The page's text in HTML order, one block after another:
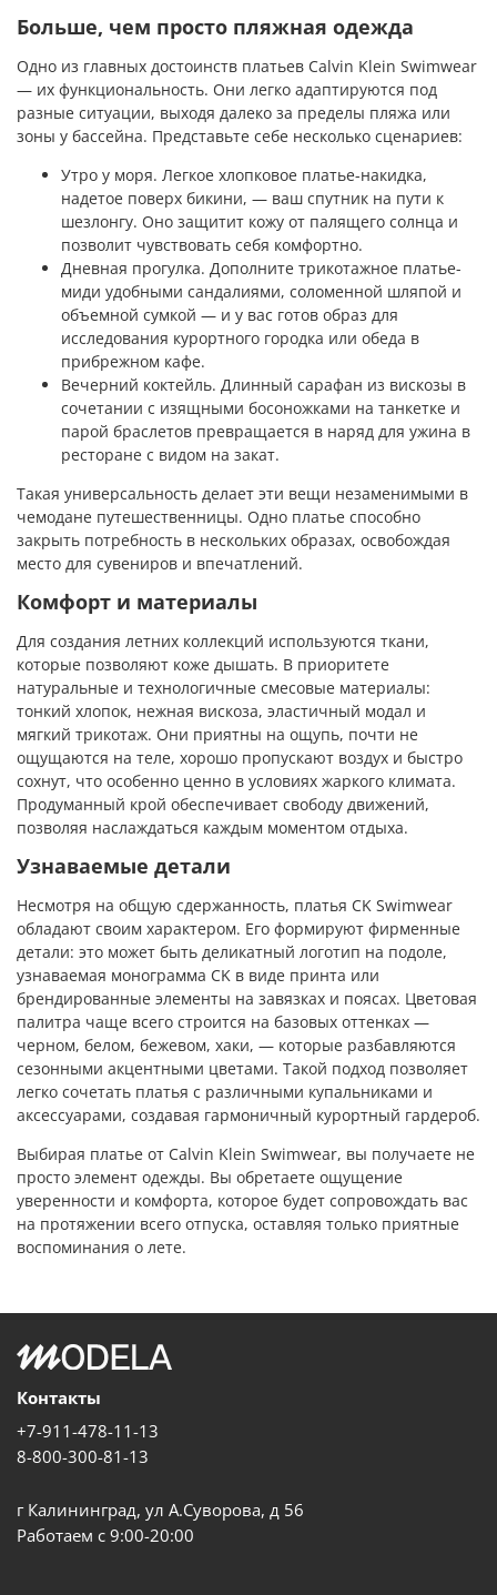
Больше, чем просто пляжная одежда
Одно из главных достоинств платьев Calvin Klein Swimwear
— их функциональность. Они легко адаптируются под
разные ситуации, выходя далеко за пределы пляжа или
зоны у бассейна. Представьте себе несколько сценариев:
Утро у моря. Легкое хлопковое платье-накидка,
надетое поверх бикини, — ваш спутник на пути к
шезлонгу. Оно защитит кожу от палящего солнца и
позволит чувствовать себя комфортно.
Дневная прогулка. Дополните трикотажное платье-
миди удобными сандалиями, соломенной шляпой и
объемной сумкой — и у вас готов образ для
исследования курортного городка или обеда в
прибрежном кафе.
Вечерний коктейль. Длинный сарафан из вискозы в
сочетании с изящными босоножками на танкетке и
парой браслетов превращается в наряд для ужина в
ресторане с видом на закат.
Такая универсальность делает эти вещи незаменимыми в
чемодане путешественницы. Одно платье способно
закрыть потребность в нескольких образах, освобождая
место для сувениров и впечатлений.
Комфорт и материалы
Для создания летних коллекций используются ткани,
которые позволяют коже дышать. В приоритете
натуральные и технологичные смесовые материалы:
тонкий хлопок, нежная вискоза, эластичный модал и
мягкий трикотаж. Они приятны на ощупь, почти не
ощущаются на теле, хорошо пропускают воздух и быстро
сохнут, что особенно ценно в условиях жаркого климата.
Продуманный крой обеспечивает свободу движений,
позволяя наслаждаться каждым моментом отдыха.
Узнаваемые детали
Несмотря на общую сдержанность, платья CK Swimwear
обладают своим характером. Его формируют фирменные
детали: это может быть деликатный логотип на подоле,
узнаваемая монограмма CK в виде принта или
брендированные элементы на завязках и поясах. Цветовая
палитра чаще всего строится на базовых оттенках —
черном, белом, бежевом, хаки, — которые разбавляются
сезонными акцентными цветами. Такой подход позволяет
легко сочетать платья с различными купальниками и
аксессуарами, создавая гармоничный курортный гардероб.
Выбирая платье от Calvin Klein Swimwear, вы получаете не
просто элемент одежды. Вы обретаете ощущение
уверенности и комфорта, которое будет сопровождать вас
на протяжении всего отпуска, оставляя только приятные
воспоминания о лете.
Контакты
+7-911-478-11-13
8-800-300-81-13
г Калининград, ул А.Суворова, д 56
Работаем с 9:00-20:00